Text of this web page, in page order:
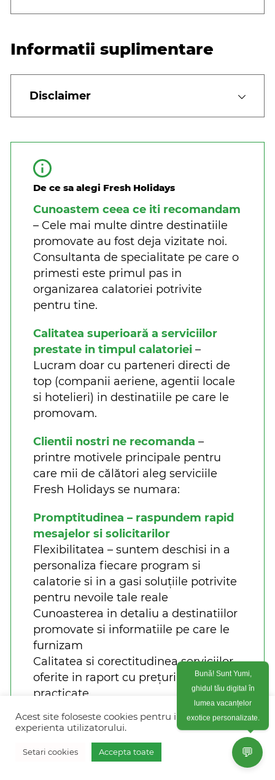
Informatii suplimentare
Disclaimer
De ce sa alegi Fresh Holidays
Cunoastem ceea ce iti recomandam
– Cele mai multe dintre destinatiile
promovate au fost deja vizitate noi.
Consultanta de specialitate pe care o
primesti este primul pas in
organizarea calatoriei potrivite
pentru tine.
Calitatea superioară a serviciilor
prestate in timpul calatoriei –
Lucram doar cu parteneri directi de
top (companii aeriene, agentii locale
si hotelieri) in destinatiile pe care le
promovam.
Clientii nostri ne recomanda –
printre motivele principale pentru
care mii de călători aleg serviciile
Fresh Holidays se numara:
Promptitudinea – raspundem rapid
mesajelor si solicitarilor
Flexibilitatea – suntem deschisi in a
personaliza fiecare program si
calatorie si in a gasi soluțiile potrivite
pentru nevoile tale reale
Cunoasterea in detaliu a destinatiilor
promovate si informatiile pe care le
furnizam
Calitatea si corectitudinea serviciilor
oferite in raport cu prețurile
practicate
Siguranta pe toata durata calatoriei –
suntem in contact permanent si
raspundem 24/7 impreuna cu
partenerii locali pentru a solutiona
Vreau oferta personalizata
Acest site foloseste cookies pentru imbunatati
experienta utilizatorului.
Setari cookies Accepta toate 💬
Bună! Sunt Yumi,
ghidul tău digital în
lumea vacanțelor
exotice personalizate.